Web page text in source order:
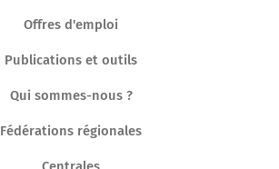
Offres d'emploi
Publications et outils
Qui sommes-nous ?
Fédérations régionales